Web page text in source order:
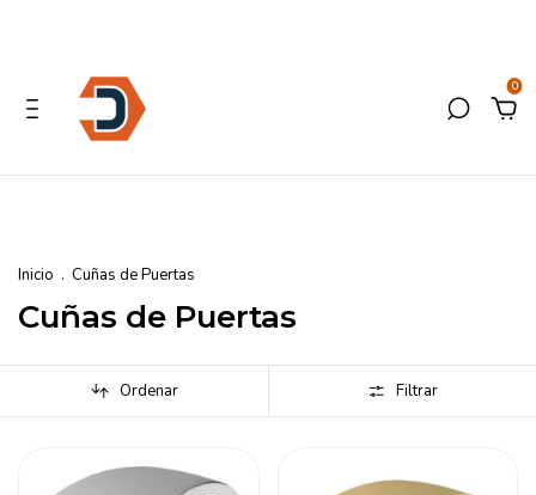
0
Inicio . Cuñas de Puertas
Cuñas de Puertas
Ordenar Filtrar